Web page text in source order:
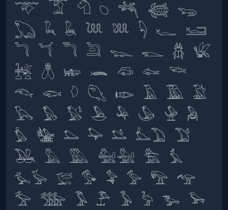
𓄅 𓄆 𓄇 𓆇 𓆈 𓆉 𓆌
𓆏 𓆗 𓆘 𓆙 𓆚 𓆐 𓆑 𓆒
𓆓 𓆔 𓆕 𓆖 𓆊 𓆍 𓆣 𓆤
𓆥 𓆦 𓆧 𓆨 𓆛 𓆜 𓆝
𓆞 𓆟 𓆠 𓆡 𓆢 𓄿 𓅀 𓅁
𓅂 𓅃 𓅄 𓅅 𓅆 𓅇 𓅈 𓅉
𓅊 𓅋 𓅌 𓅍 𓅎 𓅏𓅐 𓅑
𓅒 𓅓 𓅔 𓅕𓅖 𓅗 𓅘
𓅙𓅚 𓅛 𓅜 𓅝 𓅞 𓅟 𓅠
𓅡 𓅢 𓅣 𓅤 𓅥 𓅦 𓅧 𓅨